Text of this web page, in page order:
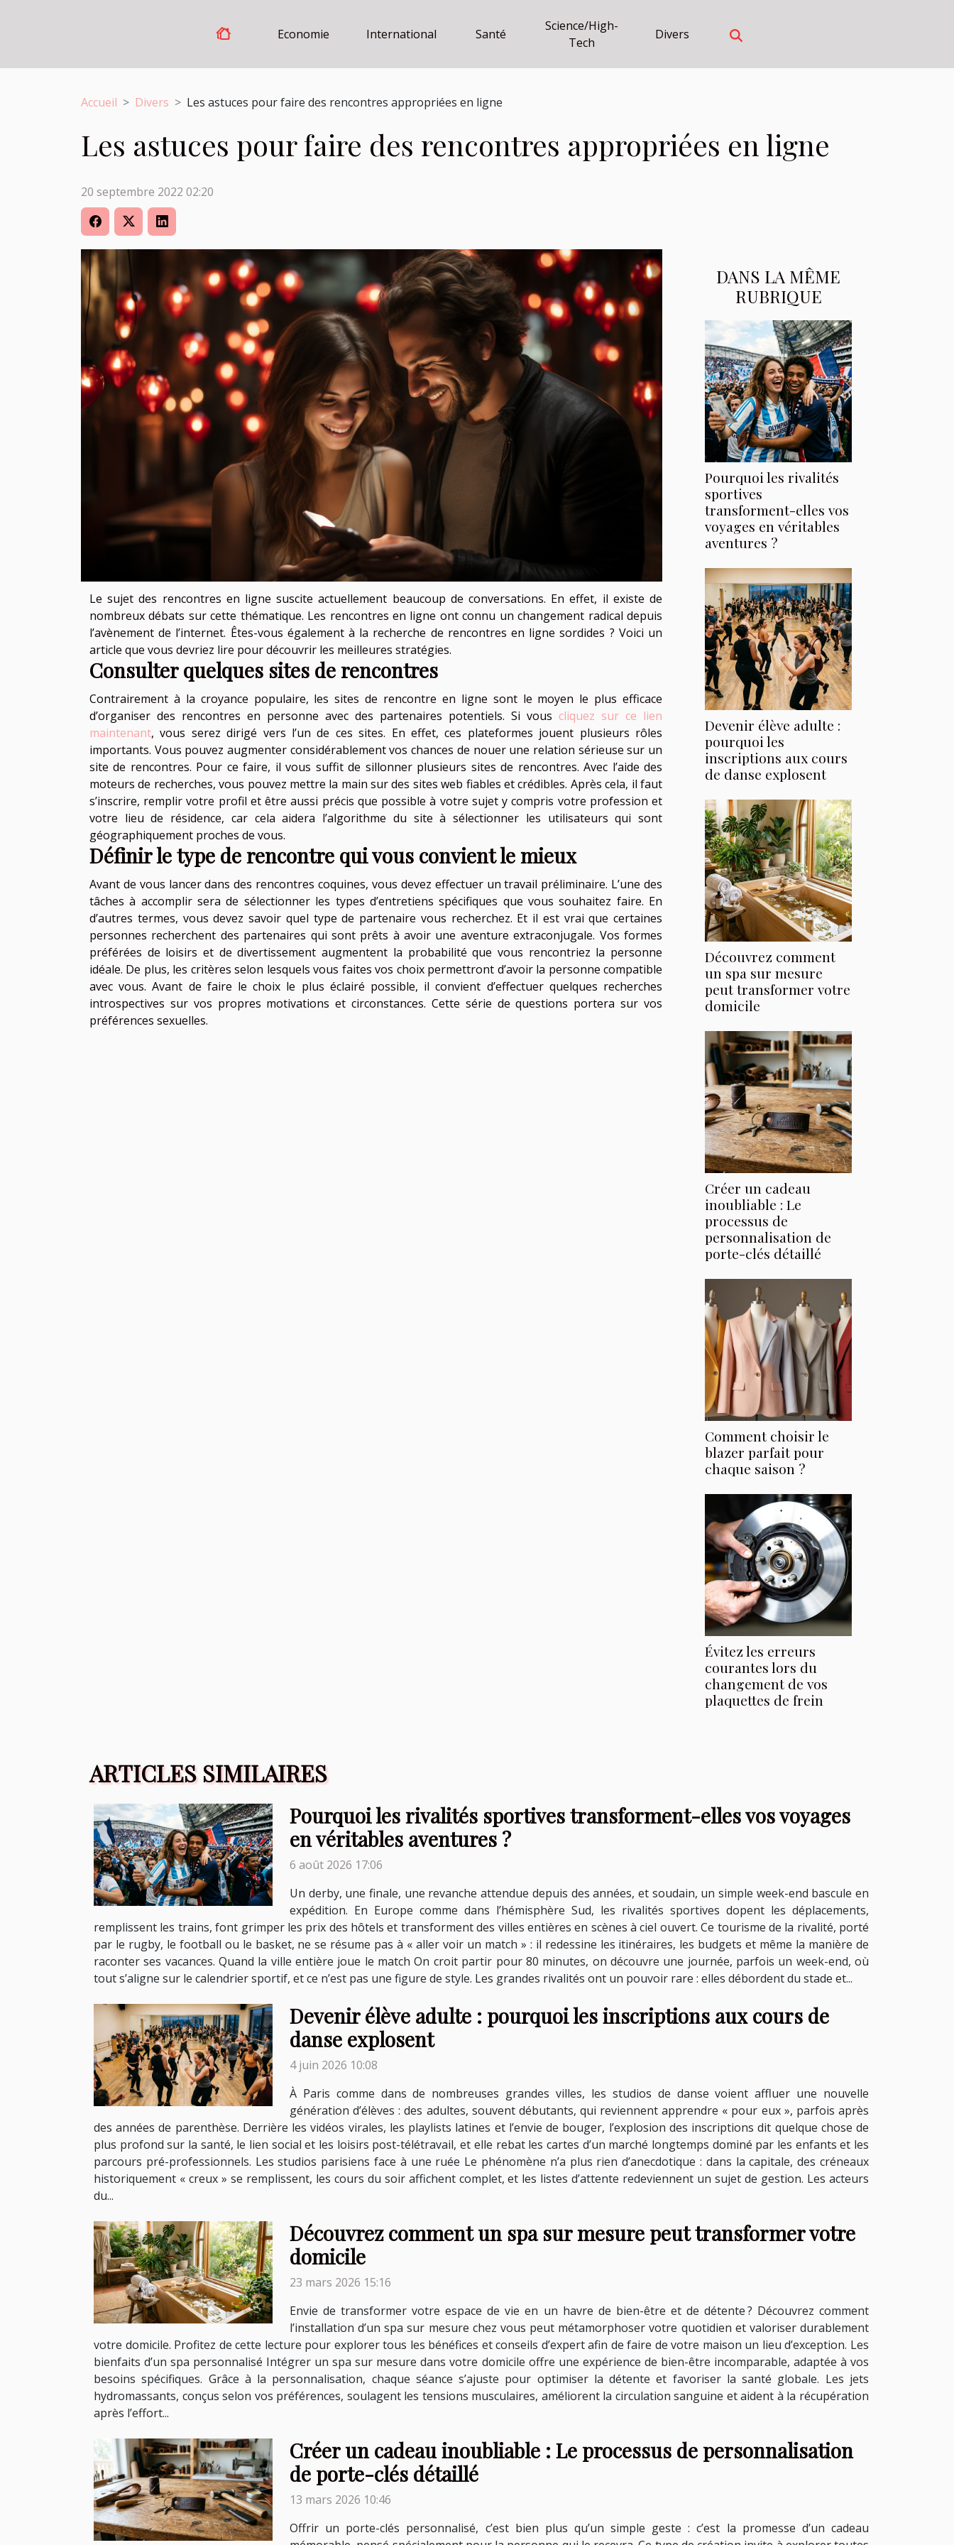
Economie International Santé
Science/High-
Tech
Divers
Accueil Divers Les astuces pour faire des rencontres appropriées en ligne
Les astuces pour faire des rencontres appropriées en ligne
20 septembre 2022 02:20
Le sujet des rencontres en ligne suscite actuellement beaucoup de conversations. En effet, il existe de
nombreux débats sur cette thématique. Les rencontres en ligne ont connu un changement radical depuis
l’avènement de l’internet. Êtes-vous également à la recherche de rencontres en ligne sordides ? Voici un
article que vous devriez lire pour découvrir les meilleures stratégies.
Consulter quelques sites de rencontres
Contrairement à la croyance populaire, les sites de rencontre en ligne sont le moyen le plus efficace
d’organiser des rencontres en personne avec des partenaires potentiels. Si vous cliquez sur ce lien
maintenant, vous serez dirigé vers l’un de ces sites. En effet, ces plateformes jouent plusieurs rôles
importants. Vous pouvez augmenter considérablement vos chances de nouer une relation sérieuse sur un
site de rencontres. Pour ce faire, il vous suffit de sillonner plusieurs sites de rencontres. Avec l’aide des
moteurs de recherches, vous pouvez mettre la main sur des sites web fiables et crédibles. Après cela, il faut
s’inscrire, remplir votre profil et être aussi précis que possible à votre sujet y compris votre profession et
votre lieu de résidence, car cela aidera l’algorithme du site à sélectionner les utilisateurs qui sont
géographiquement proches de vous.
Définir le type de rencontre qui vous convient le mieux
Avant de vous lancer dans des rencontres coquines, vous devez effectuer un travail préliminaire. L’une des
tâches à accomplir sera de sélectionner les types d’entretiens spécifiques que vous souhaitez faire. En
d’autres termes, vous devez savoir quel type de partenaire vous recherchez. Et il est vrai que certaines
personnes recherchent des partenaires qui sont prêts à avoir une aventure extraconjugale. Vos formes
préférées de loisirs et de divertissement augmentent la probabilité que vous rencontriez la personne
idéale. De plus, les critères selon lesquels vous faites vos choix permettront d’avoir la personne compatible
avec vous. Avant de faire le choix le plus éclairé possible, il convient d’effectuer quelques recherches
introspectives sur vos propres motivations et circonstances. Cette série de questions portera sur vos
préférences sexuelles.
DANS LA MÊME
RUBRIQUE
Pourquoi les rivalités
sportives
transforment-elles vos
voyages en véritables
aventures ?
Devenir élève adulte :
pourquoi les
inscriptions aux cours
de danse explosent
Découvrez comment
un spa sur mesure
peut transformer votre
domicile
Créer un cadeau
inoubliable : Le
processus de
personnalisation de
porte-clés détaillé
Comment choisir le
blazer parfait pour
chaque saison ?
Évitez les erreurs
courantes lors du
changement de vos
plaquettes de frein
ARTICLES SIMILAIRES
Pourquoi les rivalités sportives transforment-elles vos voyages
en véritables aventures ?
6 août 2026 17:06
Un derby, une finale, une revanche attendue depuis des années, et soudain, un simple week-end bascule en
expédition. En Europe comme dans l’hémisphère Sud, les rivalités sportives dopent les déplacements,
remplissent les trains, font grimper les prix des hôtels et transforment des villes entières en scènes à ciel ouvert. Ce tourisme de la rivalité, porté
par le rugby, le football ou le basket, ne se résume pas à « aller voir un match » : il redessine les itinéraires, les budgets et même la manière de
raconter ses vacances. Quand la ville entière joue le match On croit partir pour 80 minutes, on découvre une journée, parfois un week-end, où
tout s’aligne sur le calendrier sportif, et ce n’est pas une figure de style. Les grandes rivalités ont un pouvoir rare : elles débordent du stade et...
Devenir élève adulte : pourquoi les inscriptions aux cours de
danse explosent
4 juin 2026 10:08
À Paris comme dans de nombreuses grandes villes, les studios de danse voient affluer une nouvelle
génération d’élèves : des adultes, souvent débutants, qui reviennent apprendre « pour eux », parfois après
des années de parenthèse. Derrière les vidéos virales, les playlists latines et l’envie de bouger, l’explosion des inscriptions dit quelque chose de
plus profond sur la santé, le lien social et les loisirs post-télétravail, et elle rebat les cartes d’un marché longtemps dominé par les enfants et les
parcours pré-professionnels. Les studios parisiens face à une ruée Le phénomène n’a plus rien d’anecdotique : dans la capitale, des créneaux
historiquement « creux » se remplissent, les cours du soir affichent complet, et les listes d’attente redeviennent un sujet de gestion. Les acteurs
du...
Découvrez comment un spa sur mesure peut transformer votre
domicile
23 mars 2026 15:16
Envie de transformer votre espace de vie en un havre de bien-être et de détente ? Découvrez comment
l’installation d’un spa sur mesure chez vous peut métamorphoser votre quotidien et valoriser durablement
votre domicile. Profitez de cette lecture pour explorer tous les bénéfices et conseils d’expert afin de faire de votre maison un lieu d’exception. Les
bienfaits d’un spa personnalisé Intégrer un spa sur mesure dans votre domicile offre une expérience de bien-être incomparable, adaptée à vos
besoins spécifiques. Grâce à la personnalisation, chaque séance s’ajuste pour optimiser la détente et favoriser la santé globale. Les jets
hydromassants, conçus selon vos préférences, soulagent les tensions musculaires, améliorent la circulation sanguine et aident à la récupération
après l’effort...
Créer un cadeau inoubliable : Le processus de personnalisation
de porte-clés détaillé
13 mars 2026 10:46
Offrir un porte-clés personnalisé, c’est bien plus qu’un simple geste : c’est la promesse d’un cadeau